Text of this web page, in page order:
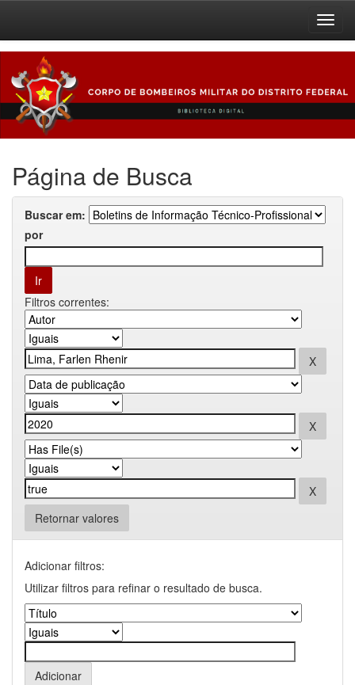
navigation
Página de Busca
Buscar em:
por
Filtros correntes:
Retornar valores
Adicionar filtros:
Utilizar filtros para refinar o resultado de busca.